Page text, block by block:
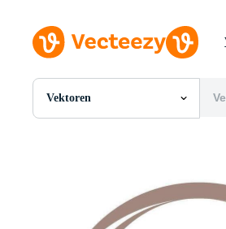
Vektoren
Alle Bilder
Vektoren